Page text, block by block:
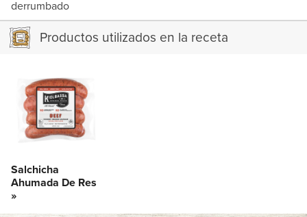
derrumbado
Productos utilizados en la receta
Salchicha
Ahumada De Res
»